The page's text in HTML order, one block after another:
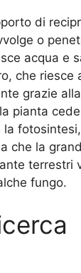
di
o
acqua e
che riesce
grazie
pianta
che la
terrestri
fungo.